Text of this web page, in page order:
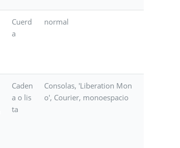
Cuerd
a
normal
Caden
a o lis
ta
Consolas, 'Liberation Mon
o', Courier, monoespacio